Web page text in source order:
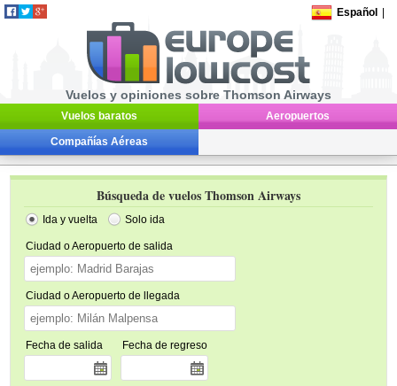
Español
Vuelos y opiniones sobre Thomson Airways
Vuelos baratos Aeropuertos
Compañías Aéreas
Búsqueda de vuelos Thomson Airways
Ida y vuelta Solo ida
Ciudad o Aeropuerto de salida
Ciudad o Aeropuerto de llegada
Fecha de salida Fecha de regreso